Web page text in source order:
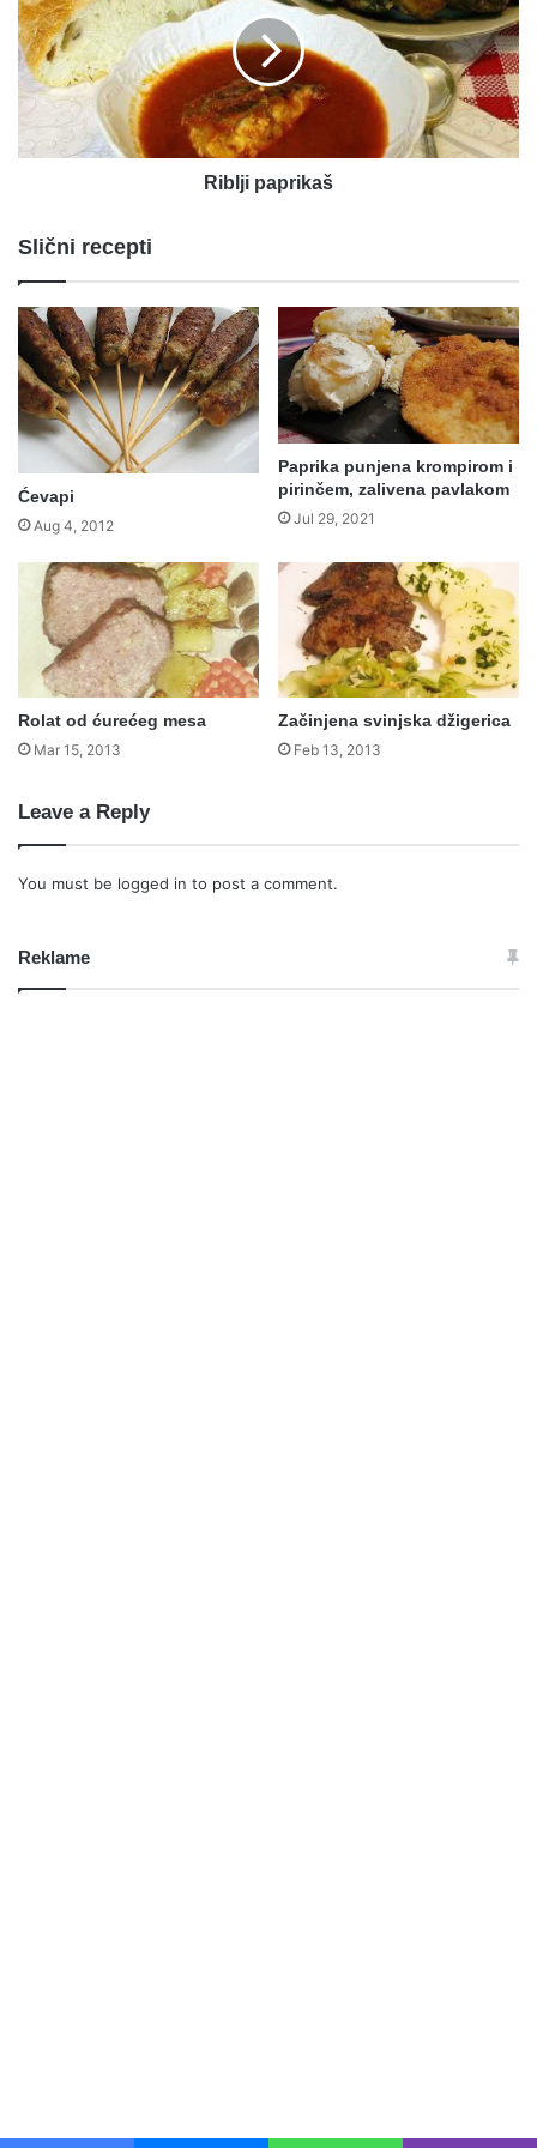
Riblji paprikaš
Slični recepti
Ćevapi
Aug 4, 2012
Paprika punjena krompirom i
pirinčem, zalivena pavlakom
Jul 29, 2021
Rolat od ćurećeg mesa
Mar 15, 2013
Začinjena svinjska džigerica
Feb 13, 2013
Leave a Reply
You must be logged in to post a comment.
Reklame